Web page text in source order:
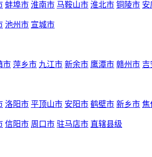
蚌埠市 淮南市 马鞍山市 淮北市 铜陵市 安
池州市 宣城市
市 萍乡市 九江市 新余市 鹰潭市 赣州市 吉
洛阳市 平顶山市 安阳市 鹤壁市 新乡市 焦
信阳市 周口市 驻马店市 直辖县级